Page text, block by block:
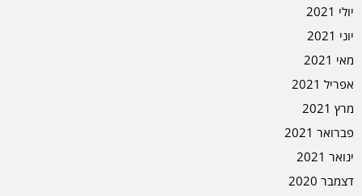
יולי 2021
יוני 2021
מאי 2021
אפריל 2021
מרץ 2021
פברואר 2021
ינואר 2021
דצמבר 2020